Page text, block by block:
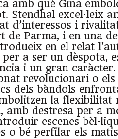
amb què Gina
Stendhal excel·leix
d’interessos i
de Parma, i en una
en el relat
a ser un dèspota,
i un gran
revolucionari o els
dels bàndols
la flexibilitat
amb destresa per a
escenes
o bé perfilar els